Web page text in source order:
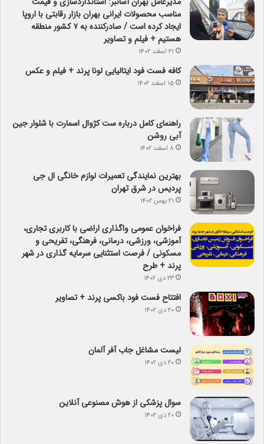
مناسب محصولات ایرانی بهران بازار رقابتی با اروپا
ایجاد کرده است / صادرکننده به ۷ کشور منطقه
هستیم + فیلم و تصاویر
۲۱ اسفند ۱۴۰۲
کافه فست فود ایتالیایی لونا پرند + فیلم و عکس
۱۵ اسفند ۱۴۰۲
راهنمای کامل درباره ست کژوال اسمارت با شلوار جین
آبی روشن
۸ اسفند ۱۴۰۲
بهترین نمایندگی تعمیرات لوازم خانگی ال جی
پردیس در شرق تهران
۲۱ بهمن ۱۴۰۲
فراخوان عمومی واگذاری اراضی با کاربری تجاری،
آموزشی، ورزشی، درمانی، فرهنگی، تفریحی و
مسکونی / فرصت استثنایی سرمایه گذاری در شهر
پرند + طرح
۲۳ دی ۱۴۰۲
افتتاح فست فود باکسی پرند + تصاویر
۲۰ دی ۱۴۰۲
لیست مشاغل جاب آفر آلمان
۲۰ دی ۱۴۰۲
سوال پزشکی از هوش مصنوعی آنلاین
۲۰ دی ۱۴۰۲